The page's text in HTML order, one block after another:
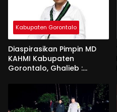
Kabupaten Gorontalo
Diaspirasikan Pimpin MD
KAHMI Kabupaten
Gorontalo, Ghalieb :